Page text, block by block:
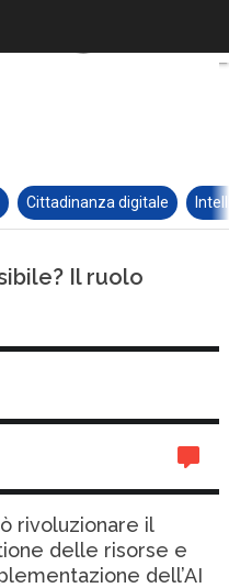
Cittadinanza digitale
Il ruolo
rivoluzionare il
delle risorse e
dell’AI